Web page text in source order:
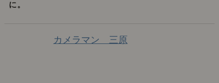
に。
カメラマン 三原